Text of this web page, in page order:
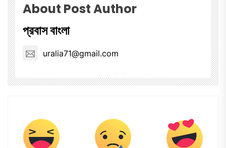
About Post Author
প্রবাস বাংলা
uralia71@gmail.com